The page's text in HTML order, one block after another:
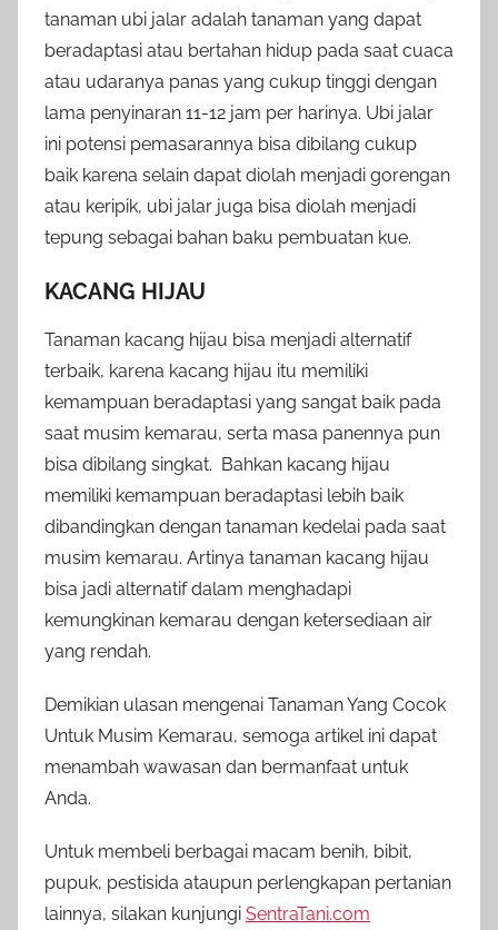
tanaman ubi jalar adalah tanaman yang dapat
beradaptasi atau bertahan hidup pada saat cuaca
atau udaranya panas yang cukup tinggi dengan
lama penyinaran 11-12 jam per harinya. Ubi jalar
ini potensi pemasarannya bisa dibilang cukup
baik karena selain dapat diolah menjadi gorengan
atau keripik, ubi jalar juga bisa diolah menjadi
tepung sebagai bahan baku pembuatan kue.
KACANG HIJAU
Tanaman kacang hijau bisa menjadi alternatif
terbaik, karena kacang hijau itu memiliki
kemampuan beradaptasi yang sangat baik pada
saat musim kemarau, serta masa panennya pun
bisa dibilang singkat. Bahkan kacang hijau
memiliki kemampuan beradaptasi lebih baik
dibandingkan dengan tanaman kedelai pada saat
musim kemarau. Artinya tanaman kacang hijau
bisa jadi alternatif dalam menghadapi
kemungkinan kemarau dengan ketersediaan air
yang rendah.
Demikian ulasan mengenai Tanaman Yang Cocok
Untuk Musim Kemarau, semoga artikel ini dapat
menambah wawasan dan bermanfaat untuk
Anda.
Untuk membeli berbagai macam benih, bibit,
pupuk, pestisida ataupun perlengkapan pertanian
lainnya, silakan kunjungi SentraTani.com